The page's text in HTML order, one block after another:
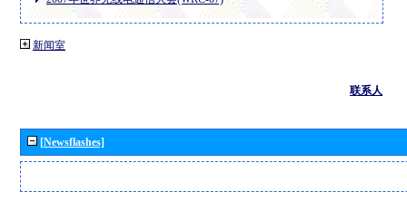
新闻室
联系人
[Newsflashes]